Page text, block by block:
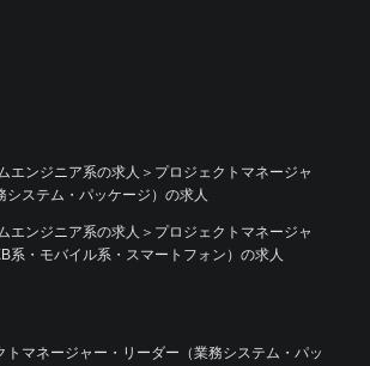
エンジニア系の求人 ＞ プロジェクトマネージャ
システム・パッケージ）の求人
エンジニア系の求人 ＞ プロジェクトマネージャ
系・モバイル系・スマートフォン）の求人
トマネージャー・リーダー（業務システム・パッ